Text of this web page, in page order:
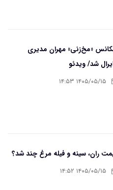
«مخ‌زنی» مهران مدیری
شد/ ویدئو
۱۴۰۵/۰۵/۱۵ ۱۴:۵۳
ران، سینه و فیله مرغ چند شد؟
۱۴۰۵/۰۵/۱۵ ۱۴:۵۲